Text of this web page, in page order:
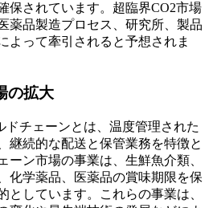
保されています。超臨界CO2市場
薬品製造プロセス、研究所、製品
よって牽引されると予想されま
の拡大
ドチェーンとは、温度管理された
継続的な配送と保管業務を特徴と
ーン市場の事業は、生鮮魚介類、
化学薬品、医薬品の賞味期限を保
としています。これらの事業は、